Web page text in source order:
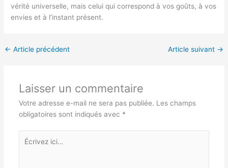
vérité universelle, mais celui qui correspond à vos goûts, à vos
envies et à l’instant présent.
← Article précédent Article suivant →
Laisser un commentaire
Votre adresse e-mail ne sera pas publiée. Les champs
obligatoires sont indiqués avec *
Écrivez
ici…